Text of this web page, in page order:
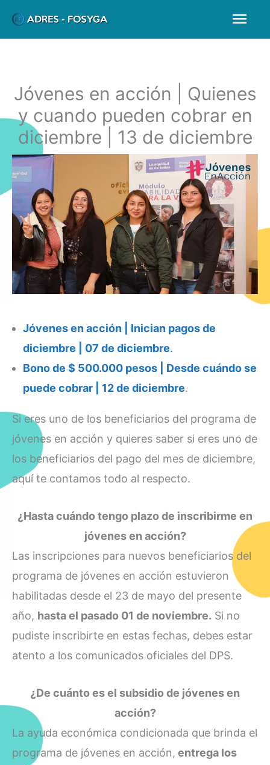
Jóvenes en acción | Quienes
y cuando pueden cobrar en
diciembre | 13 de diciembre
Jóvenes en acción | Inician pagos de
diciembre | 07 de diciembre.
Bono de $ 500.000 pesos | Desde cuándo se
puede cobrar | 12 de diciembre.
Si eres uno de los beneficiarios del programa de
jóvenes en acción y quieres saber si eres uno de
los beneficiarios del pago del mes de diciembre,
aquí te contamos todo al respecto.
¿Hasta cuándo tengo plazo de inscribirme en
jóvenes en acción?
Las inscripciones para nuevos beneficiarios del
programa de jóvenes en acción estuvieron
habilitadas desde el 23 de mayo del presente
año, hasta el pasado 01 de noviembre. Si no
pudiste inscribirte en estas fechas, debes estar
atento a los comunicados oficiales del DPS.
¿De cuánto es el subsidio de jóvenes en
acción?
La ayuda económica condicionada que brinda el
programa de jóvenes en acción, entrega los